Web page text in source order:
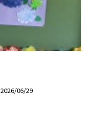
2026/06/29